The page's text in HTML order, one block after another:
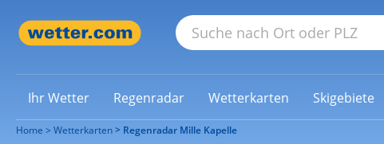
Ihr Wetter Regenradar Wetterkarten Skigebiete
Home Wetterkarten Regenradar Mille Kapelle